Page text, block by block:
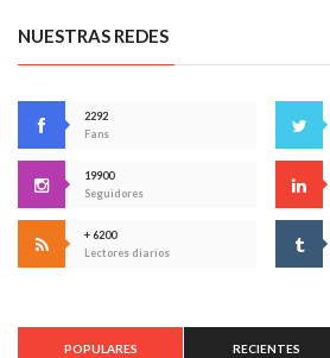
NUESTRAS REDES
2292
Fans
19900
Seguidores
+ 6200
Lectores diarios
POPULARES RECIENTES